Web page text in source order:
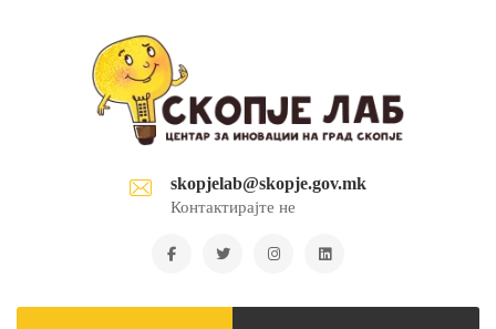
skopjelab@skopje.gov.mk
Контактирајте не